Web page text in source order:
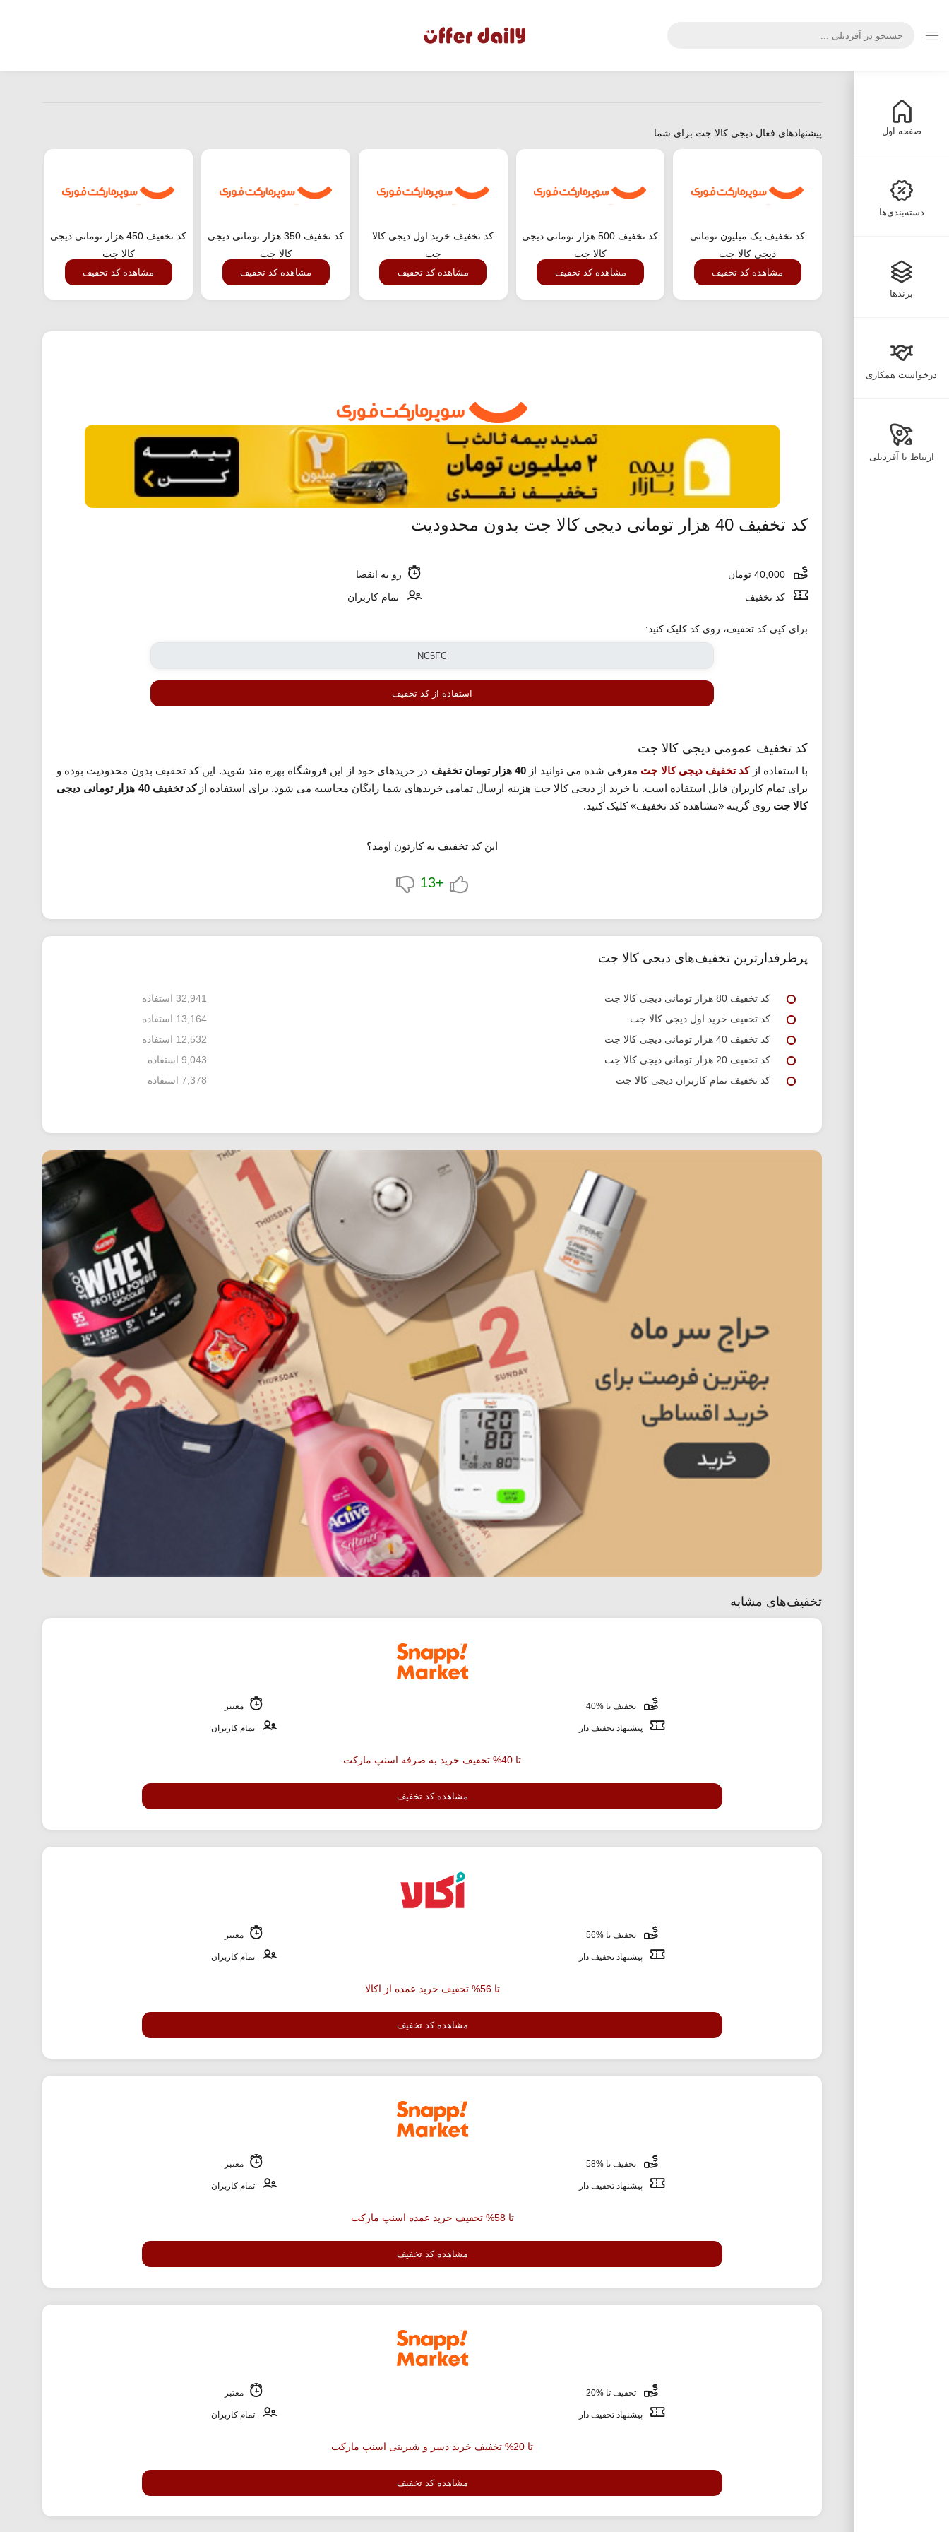
صفحه اول
دسته‌بندی‌ها
برندها
درخواست همکاری
ارتباط با آفردیلی
پیشنهادهای فعال دیجی کالا جت برای شما
کد تخفیف یک میلیون تومانی
دیجی کالا جت
مشاهده کد تخفیف
کد تخفیف 500 هزار تومانی دیجی
کالا جت
مشاهده کد تخفیف
کد تخفیف خرید اول دیجی کالا
جت
مشاهده کد تخفیف
کد تخفیف 350 هزار تومانی دیجی
کالا جت
مشاهده کد تخفیف
کد تخفیف 450 هزار تومانی دیجی
کالا جت
مشاهده کد تخفیف
کد تخفیف 40 هزار تومانی دیجی کالا جت بدون محدودیت
رو به انقضا
کد تخفیف
تمام کاربران
برای کپی کد تخفیف، روی کد کلیک کنید:
استفاده از کد تخفیف
کد تخفیف عمومی دیجی کالا جت
با استفاده ازکد تخفیف دیجی کالا جت معرفی شده می توانید از 40 هزار تومان تخفیف
در خریدهای خود از این فروشگاه بهره مند شوید. این کد تخفیف بدون محدودیت بوده و
برای تمام کاربران قابل استفاده است. با خرید از دیجی کالا جت هزینه ارسال تمامی خریدهای شما رایگان محاسبه می شود. برای استفاده از
کد تخفیف 40 هزار تومانی دیجی
کالا جت روی گزینه «مشاهده کد تخفیف» کلیک کنید.
این کد تخفیف به کارتون اومد؟
+13
پرطرفدارترین تخفیف‌های دیجی کالا جت
کد تخفیف 80 هزار تومانی دیجی کالا جت
32,941 استفاده
کد تخفیف خرید اول دیجی کالا جت
13,164 استفاده
کد تخفیف 40 هزار تومانی دیجی کالا جت
12,532 استفاده
کد تخفیف 20 هزار تومانی دیجی کالا جت
9,043 استفاده
کد تخفیف تمام کاربران دیجی کالا جت
7,378 استفاده
تخفیف‌های مشابه
تخفیف تا %40 معتبر
پیشنهاد تخفیف دار تمام کاربران
تا 40% تخفیف خرید به صرفه اسنپ مارکت
مشاهده کد تخفیف
تخفیف تا %56 معتبر
پیشنهاد تخفیف دار تمام کاربران
تا 56% تخفیف خرید عمده از اکالا
مشاهده کد تخفیف
تخفیف تا %58 معتبر
پیشنهاد تخفیف دار تمام کاربران
تا 58% تخفیف خرید عمده اسنپ مارکت
مشاهده کد تخفیف
تخفیف تا %20 معتبر
پیشنهاد تخفیف دار تمام کاربران
تا 20% تخفیف خرید دسر و شیرینی اسنپ مارکت
مشاهده کد تخفیف